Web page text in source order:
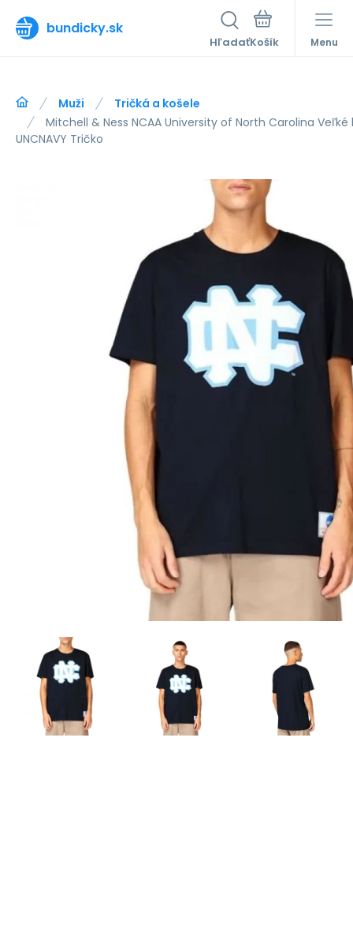
bundicky.sk
Hľadať Menu
Muži
Tričká a košele
Mitchell & Ness NCAA University of North Carolina Veľké
UNCNAVY Tričko